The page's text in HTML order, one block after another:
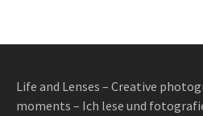
Life and Lenses – Creative
moments – Ich lese und